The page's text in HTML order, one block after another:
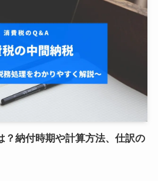
？納付時期や計算方法、仕訳の